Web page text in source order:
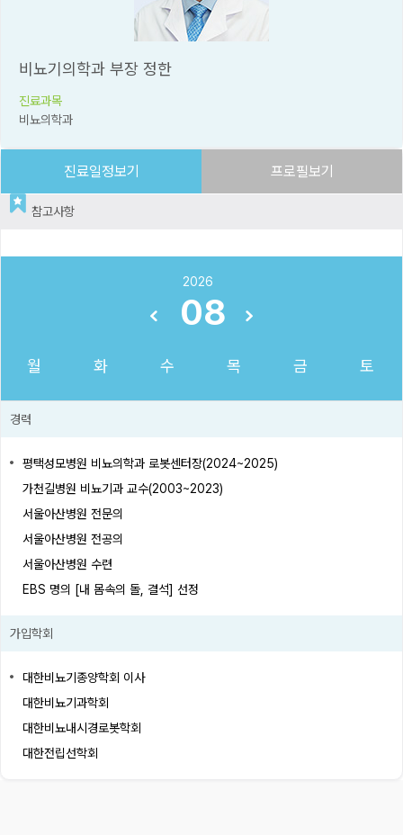
비뇨기의학과 부장 정한
진료과목
비뇨의학과
진료일정보기 프로필보기
참고사항
2026
08
월 화 수 목 금 토
경력
평택성모병원 비뇨의학과 로봇센터장(2024~2025)
가천길병원 비뇨기과 교수(2003~2023)
서울아산병원 전문의
서울아산병원 전공의
서울아산병원 수련
EBS 명의 [내 몸속의 돌, 결석] 선정
가입학회
대한비뇨기종양학회 이사
대한비뇨기과학회
대한비뇨내시경로봇학회
대한전립선학회